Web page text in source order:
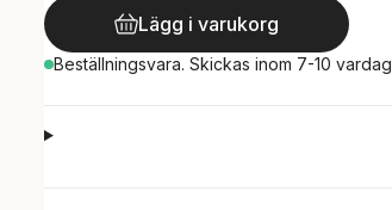
Lägg i varukorg
Beställningsvara. Skickas inom 7-10